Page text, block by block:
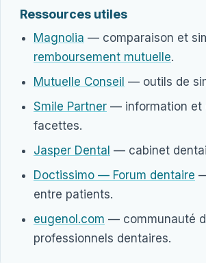
Ressources utiles
Magnolia — comparaison et
remboursement mutuelle.
Mutuelle Conseil — outils de
Smile Partner — information et
facettes.
Jasper Dental — cabinet
Doctissimo — Forum dentaire
entre patients.
eugenol.com — communauté
professionnels dentaires.